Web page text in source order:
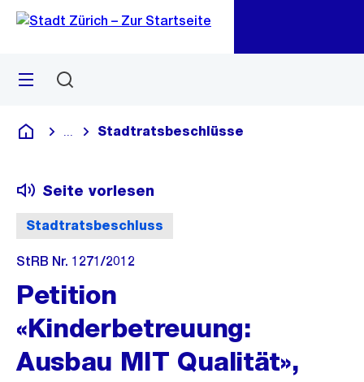
Navigation
Sprunglink
Menü
Deutsch
Blende alle Breadcrumbs ein
Stadtratsbeschlüsse
Stadtratsbeschluss
Seite vorlesen
StRB Nr. 1271/2012
Petition
«Kinderbetreuung:
Ausbau MIT Qualität»,